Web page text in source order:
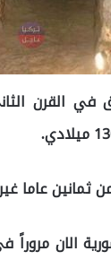
في القرن
ثمانين عاما
الان